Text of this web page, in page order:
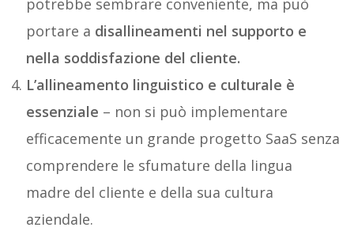
potrebbe sembrare conveniente, ma può
portare a disallineamenti nel supporto e
nella soddisfazione del cliente.
L’allineamento linguistico e culturale è
essenziale – non si può implementare
efficacemente un grande progetto SaaS senza
comprendere le sfumature della lingua
madre del cliente e della sua cultura
aziendale.